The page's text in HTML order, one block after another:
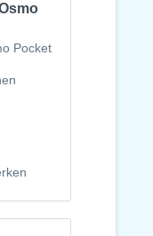
Pocket
über